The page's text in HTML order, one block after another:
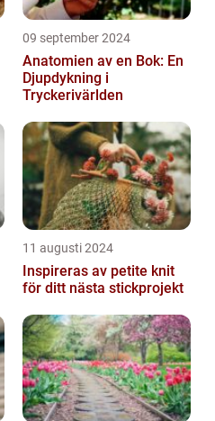
09 september 2024
Anatomien av en Bok: En
Djupdykning i
Tryckerivärlden
11 augusti 2024
Inspireras av petite knit
för ditt nästa stickprojekt